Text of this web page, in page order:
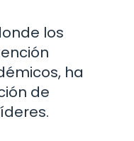
los
ha
de